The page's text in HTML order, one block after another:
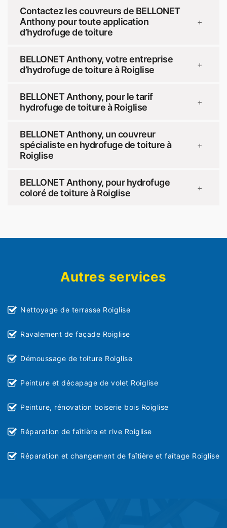
Contactez les couvreurs de BELLONET
Anthony pour toute application
d’hydrofuge de toiture
+
BELLONET Anthony, votre entreprise
d’hydrofuge de toiture à Roiglise
+
BELLONET Anthony, pour le tarif
hydrofuge de toiture à Roiglise
+
BELLONET Anthony, un couvreur
spécialiste en hydrofuge de toiture à
Roiglise
+
BELLONET Anthony, pour hydrofuge
coloré de toiture à Roiglise
+
Autres services
Nettoyage de terrasse Roiglise
Ravalement de façade Roiglise
Démoussage de toiture Roiglise
Peinture et décapage de volet Roiglise
Peinture, rénovation boiserie bois Roiglise
Réparation de faîtière et rive Roiglise
Réparation et changement de faîtière et faîtage Roiglise